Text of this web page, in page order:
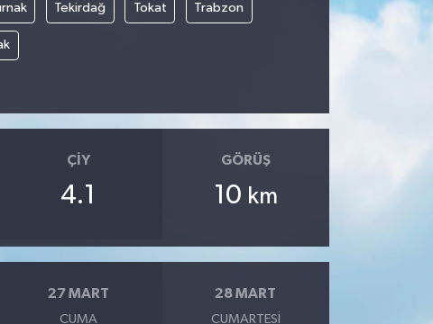
Tekirdağ Tokat Trabzon
ÇIY
4.1
GÖRÜŞ
10 km
27 MART
CUMA
28 MART
CUMARTESI